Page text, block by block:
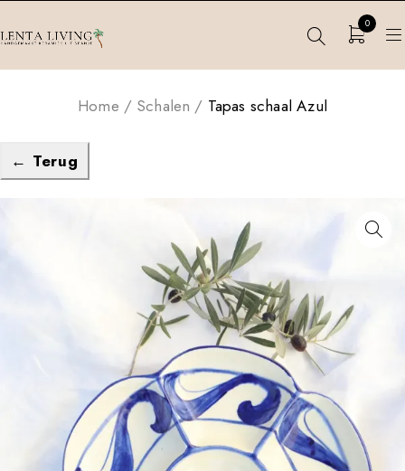
0
Home / Schalen / Tapas schaal Azul
← Terug